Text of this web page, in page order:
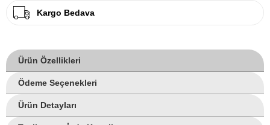
Kargo Bedava
Ürün Özellikleri
Ödeme Seçenekleri
Ürün Detayları